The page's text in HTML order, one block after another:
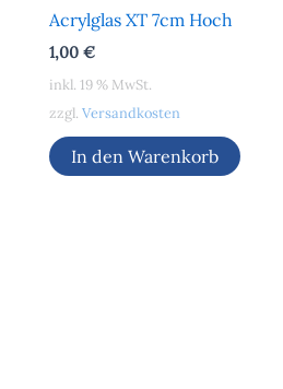
Acrylglas XT 7cm Hoch
1,00 €
inkl. 19 % MwSt.
zzgl. Versandkosten
In den Warenkorb